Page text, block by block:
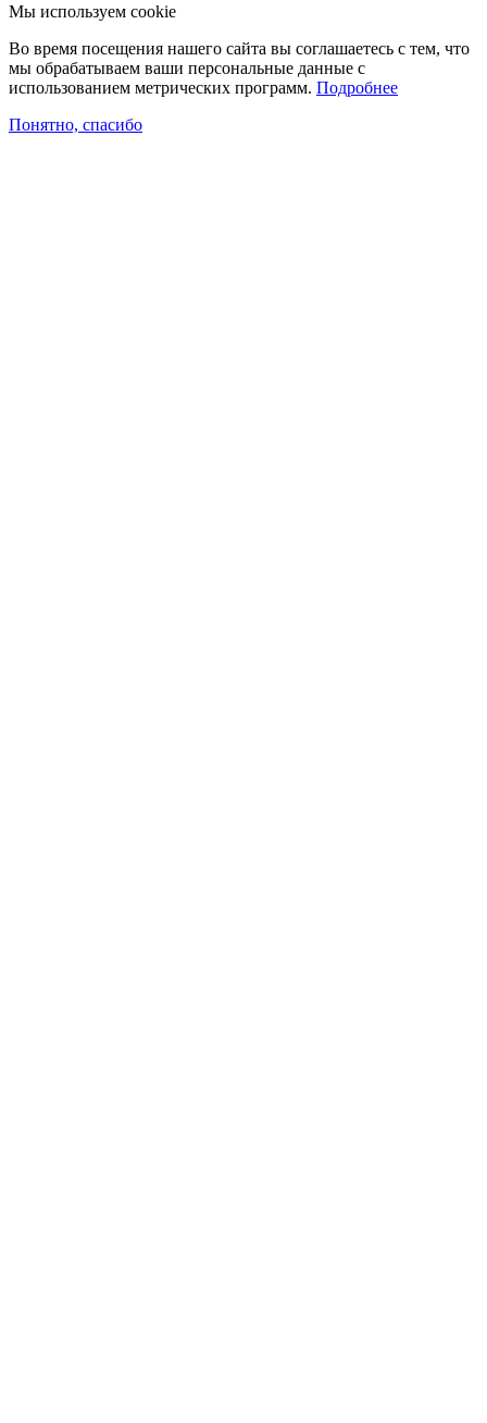
Мы используем cookie
Во время посещения нашего сайта вы соглашаетесь с тем, что
мы обрабатываем ваши персональные данные с
использованием метрических программ. Подробнее
Понятно, спасибо